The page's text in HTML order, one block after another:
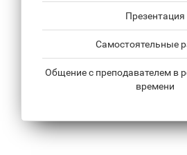
Презентация
Самостоятельные
Общение с преподавателем в
времени